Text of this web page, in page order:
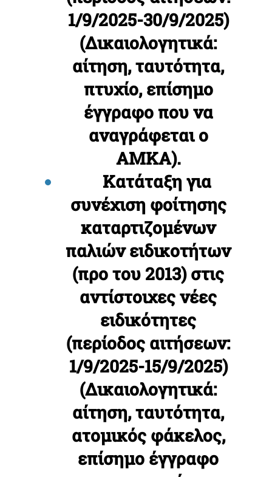
1/9/2025-30/9/2025)
(Δικαιολογητικά:
αίτηση, ταυτότητα,
πτυχίο, επίσημο
έγγραφο που να
αναγράφεται ο
ΑΜΚΑ).
Κατάταξη για
συνέχιση φοίτησης
καταρτιζομένων
παλιών ειδικοτήτων
(προ του 2013) στις
αντίστοιχες νέες
ειδικότητες
(περίοδος αιτήσεων:
1/9/2025-15/9/2025)
(Δικαιολογητικά:
αίτηση, ταυτότητα,
ατομικός φάκελος,
επίσημο έγγραφο